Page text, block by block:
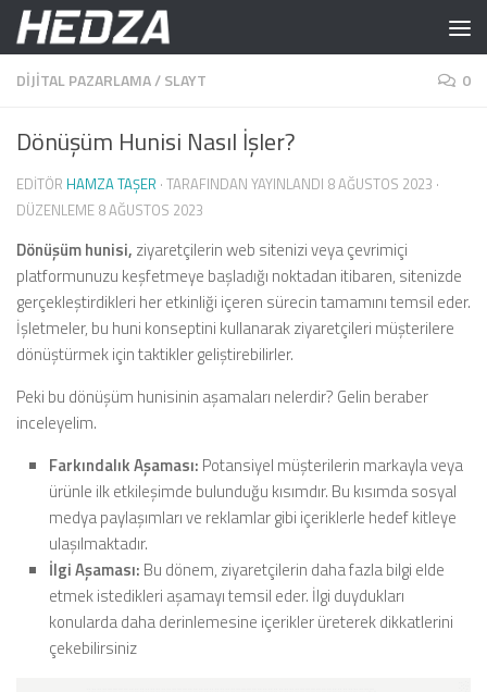
Skip to content
DIJITAL PAZARLAMA/SLAYT 0
Dönüşüm Hunisi Nasıl İşler?
EDITÖR HAMZA TAŞER · TARAFINDAN YAYINLANDI 8 AĞUSTOS 2023 ·
DÜZENLEME 8 AĞUSTOS 2023
Dönüşüm hunisi, ziyaretçilerin web sitenizi veya çevrimiçi
platformunuzu keşfetmeye başladığı noktadan itibaren, sitenizde
gerçekleştirdikleri her etkinliği içeren sürecin tamamını temsil eder.
İşletmeler, bu huni konseptini kullanarak ziyaretçileri müşterilere
dönüştürmek için taktikler geliştirebilirler.
Peki bu dönüşüm hunisinin aşamaları nelerdir? Gelin beraber
inceleyelim.
Farkındalık Aşaması: Potansiyel müşterilerin markayla veya
ürünle ilk etkileşimde bulunduğu kısımdır. Bu kısımda sosyal
medya paylaşımları ve reklamlar gibi içeriklerle hedef kitleye
ulaşılmaktadır.
İlgi Aşaması: Bu dönem, ziyaretçilerin daha fazla bilgi elde
etmek istedikleri aşamayı temsil eder. İlgi duydukları
konularda daha derinlemesine içerikler üreterek dikkatlerini
çekebilirsiniz